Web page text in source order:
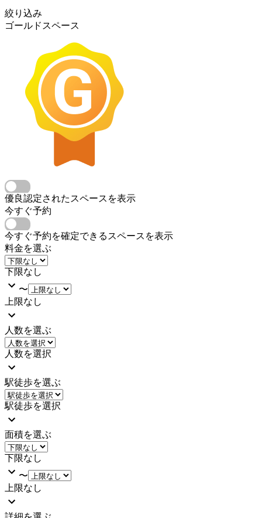
絞り込み
ゴールドスペース
優良認定されたスペースを表示
今すぐ予約
今すぐ予約を確定できるスペースを表示
料金を選ぶ
下限なし
〜
上限なし
人数を選ぶ
人数を選択
駅徒歩を選ぶ
駅徒歩を選択
面積を選ぶ
下限なし
〜
上限なし